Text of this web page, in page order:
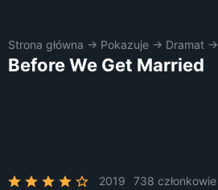
Strona główna → Pokazuje → Dramat →
Before We Get Married
2019 738 członkowie